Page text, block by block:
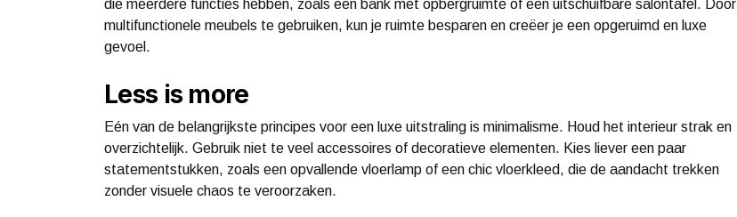
die meerdere functies hebben, zoals een bank met opbergruimte of een uitschuifbare salontafel. Door
multifunctionele meubels te gebruiken, kun je ruimte besparen en creëer je een opgeruimd en luxe
gevoel.
Less is more
Eén van de belangrijkste principes voor een luxe uitstraling is minimalisme. Houd het interieur strak en
overzichtelijk. Gebruik niet te veel accessoires of decoratieve elementen. Kies liever een paar
statementstukken, zoals een opvallende vloerlamp of een chic vloerkleed, die de aandacht trekken
zonder visuele chaos te veroorzaken.